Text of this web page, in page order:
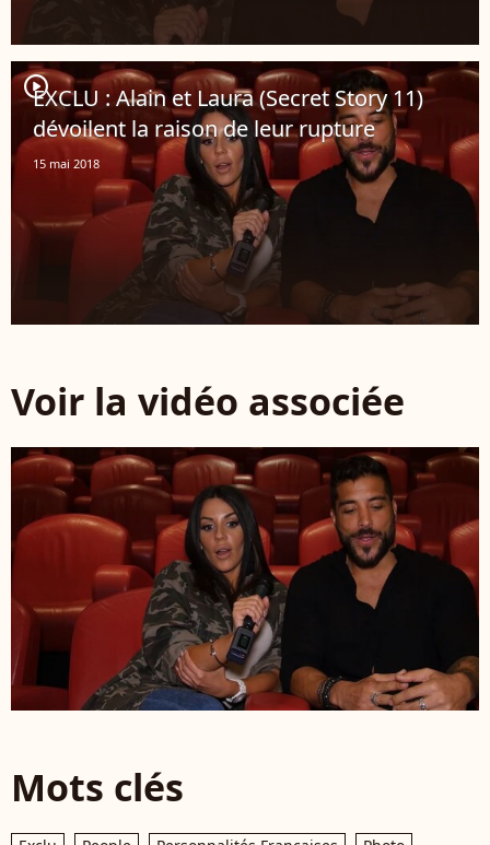
player2
EXCLU : Alain et Laura (Secret Story 11)
dévoilent la raison de leur rupture
15 mai 2018
Voir la vidéo associée
Mots clés